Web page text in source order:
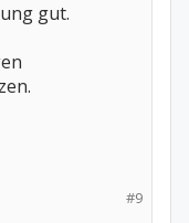
gut.
#9